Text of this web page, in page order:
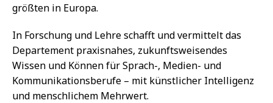
größten in Europa.
In Forschung und Lehre schafft und vermittelt das
Departement praxisnahes, zukunftsweisendes
Wissen und Können für Sprach-, Medien- und
Kommunikationsberufe – mit künstlicher Intelligenz
und menschlichem Mehrwert.